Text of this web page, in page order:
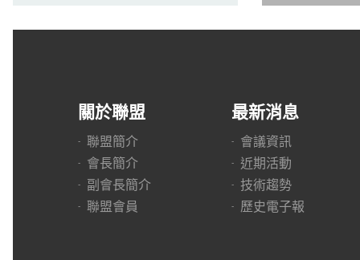
關於聯盟
聯盟簡介
會長簡介
副會長簡介
聯盟會員
最新消息
會議資訊
近期活動
技術趨勢
歷史電子報